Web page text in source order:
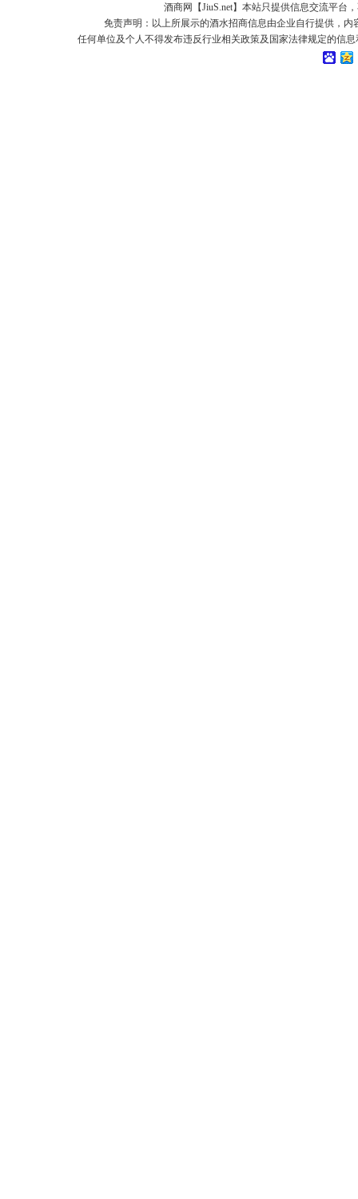
酒商网【JiuS.net】本站只提供信息交流平台
免责声明：以上所展示的酒水招商信息由企业自行提供，
任何单位及个人不得发布违反行业相关政策及国家法律规定的信